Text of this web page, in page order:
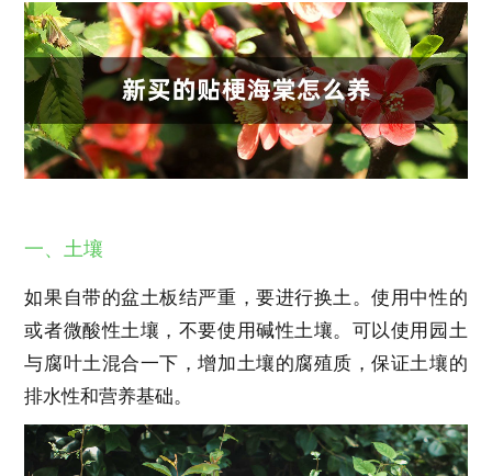
一、土壤
如果自带的盆土板结严重，要进行换土。使用中性的
或者微酸性土壤，不要使用碱性土壤。可以使用园土
与腐叶土混合一下，增加土壤的腐殖质，保证土壤的
排水性和营养基础。